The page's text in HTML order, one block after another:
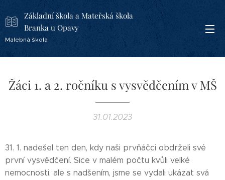
Základní škola a Mateřská škola
Branka u Opavy
Malebná škola
Žáci 1. a 2. ročníku s vysvědčením v MŠ
31.01.2023
31. 1. nadešel ten den, kdy naši prvňáčci obdrželi své
první vysvědčení. Sice v malém počtu kvůli velké
nemocnosti, ale s nadšením, jsme se vydali ukázat svá